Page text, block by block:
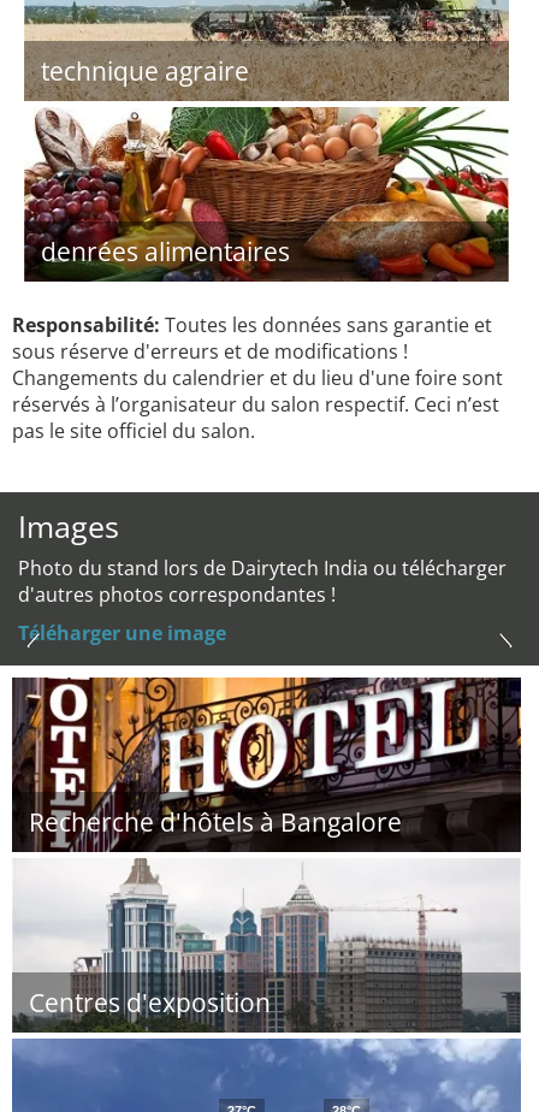
technique agraire
denrées alimentaires
Responsabilité: Toutes les données sans garantie et
sous réserve d'erreurs et de modifications !
Changements du calendrier et du lieu d'une foire sont
réservés à l’organisateur du salon respectif. Ceci n’est
pas le site officiel du salon.
Images
Photo du stand lors de Dairytech India ou télécharger
d'autres photos correspondantes !
Téléharger une image
Recherche d'hôtels à Bangalore
Centres d'exposition